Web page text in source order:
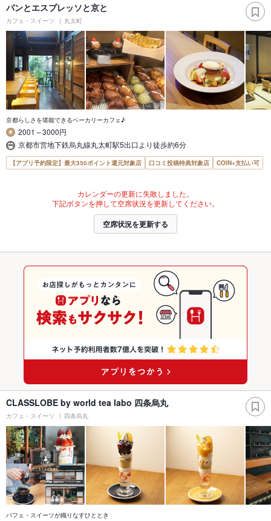
パンとエスプレッソと京と
カフェ・スイーツ 丸太町
京都らしさを堪能できるベーカリーカフェ♪
2001～3000円
京都市営地下鉄烏丸線丸太町駅5出口より徒歩約6分
【アプリ予約限定】最大350ポイント還元対象店 口コミ投稿特典対象店 COIN+支払い可
カレンダーの更新に失敗しました。
下記ボタンを押して空席状況を更新してください。
空席状況を更新する
CLASSLOBE by world tea labo 四条烏丸
カフェ・スイーツ 四条烏丸
パフェ・スイーツが織りなすひととき